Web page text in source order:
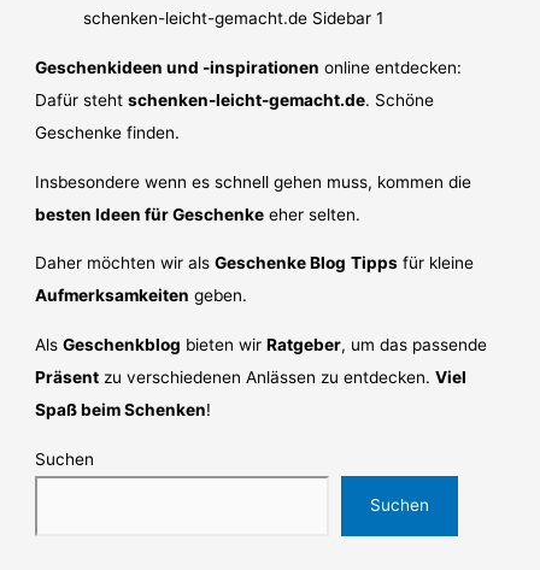
Geschenkideen und -inspirationen online entdecken:
Dafür stehtschenken-leicht-gemacht.de. Schöne
Geschenke finden.
Insbesondere wenn es schnell gehen muss, kommen die
besten Ideen für Geschenke eher selten.
Daher möchten wir alsGeschenke Blog Tipps für kleine
Aufmerksamkeiten geben.
AlsGeschenkblog bieten wirRatgeber, um das passende
Präsent zu verschiedenen Anlässen zu entdecken.Viel
Spaß beim Schenken!
Suchen
Suchen